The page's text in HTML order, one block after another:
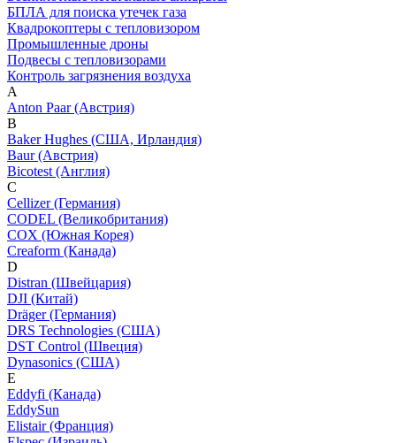
БПЛА для поиска утечек газа
Квадрокоптеры с тепловизором
Промышленные дроны
Подвесы с тепловизорами
Контроль загрязнения воздуха
A
Anton Paar (Австрия)
B
Baker Hughes (США, Ирландия)
Baur (Австрия)
Bicotest (Англия)
C
Cellizer (Германия)
CODEL (Великобритания)
COX (Южная Корея)
Creaform (Канада)
D
Distran (Швейцария)
DJI (Китай)
Dräger (Германия)
DRS Technologies (США)
DST Control (Швеция)
Dynasonics (США)
E
Eddyfi (Канада)
EddySun
Elistair (Франция)